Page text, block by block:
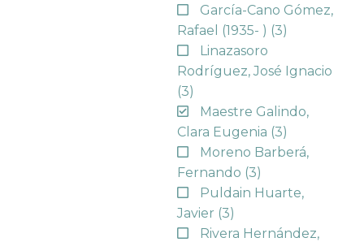
García-Cano Gómez,
Rafael (1935- ) (3)
Linazasoro
Rodríguez, José Ignacio
(3)
Maestre Galindo,
Clara Eugenia (3)
Moreno Barberá,
Fernando (3)
Puldain Huarte,
Javier (3)
Rivera Hernández,